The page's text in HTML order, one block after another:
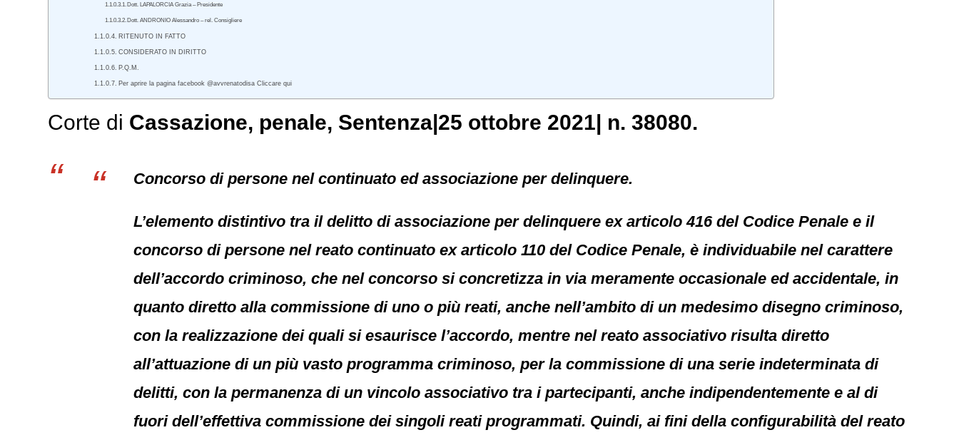
Dott. LAPALORCIA Grazia – Presidente
Dott. ANDRONIO Alessandro – rel. Consigliere
RITENUTO IN FATTO
CONSIDERATO IN DIRITTO
P.Q.M.
Per aprire la pagina facebook @avvrenatodisa Cliccare qui
Corte di Cassazione, penale, Sentenza|25 ottobre 2021| n. 38080.
Concorso di persone nel continuato ed associazione per delinquere.
L’elemento distintivo tra il delitto di associazione per delinquere ex articolo 416 del Codice Penale e il
concorso di persone nel reato continuato ex articolo 110 del Codice Penale, è individuabile nel carattere
dell’accordo criminoso, che nel concorso si concretizza in via meramente occasionale ed accidentale, in
quanto diretto alla commissione di uno o più reati, anche nell’ambito di un medesimo disegno criminoso,
con la realizzazione dei quali si esaurisce l’accordo, mentre nel reato associativo risulta diretto
all’attuazione di un più vasto programma criminoso, per la commissione di una serie indeterminata di
delitti, con la permanenza di un vincolo associativo tra i partecipanti, anche indipendentemente e al di
fuori dell’effettiva commissione dei singoli reati programmati. Quindi, ai fini della configurabilità del reato